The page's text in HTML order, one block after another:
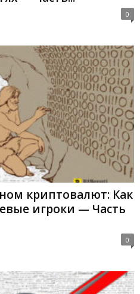
0
криптовалют: Как
игроки — Часть
0